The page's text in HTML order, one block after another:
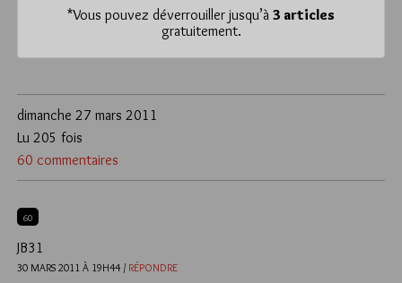
*Vous pouvez déverrouiller jusqu’à 3 articles
gratuitement.
dimanche 27 mars 2011
60 commentaires
Lu 205 fois
60
JB31
30 MARS 2011 À 19H44 / RÉPONDRE